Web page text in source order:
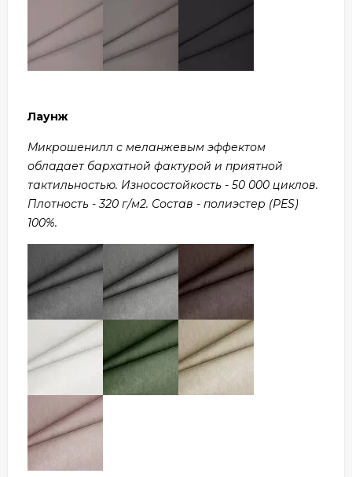
Лаунж
Микрошенилл с меланжевым эффектом
обладает бархатной фактурой и приятной
тактильностью. Износостойкость - 50 000 циклов.
Плотность - 320 г/м2. Состав - полиэстер (PES)
100%.